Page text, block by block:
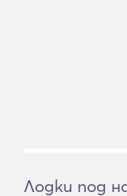
Лодки под